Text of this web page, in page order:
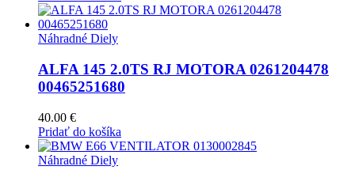
Náhradné Diely
ALFA 145 2.0TS RJ MOTORA 0261204478
00465251680
40.00 €
Pridať do košíka
Náhradné Diely